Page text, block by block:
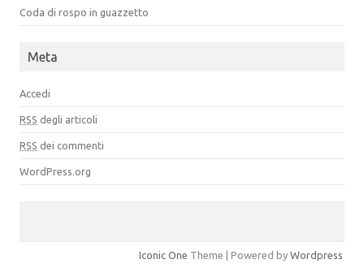
Coda di rospo in guazzetto
Meta
Accedi
RSS degli articoli
RSS dei commenti
WordPress.org
Iconic One Theme | Powered by Wordpress